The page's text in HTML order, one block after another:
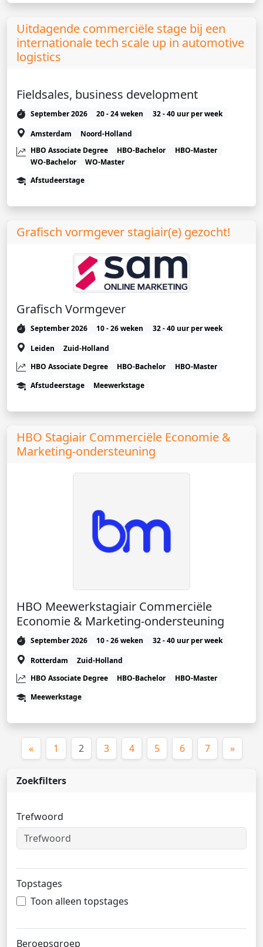
Zoekfilters
Trefwoord
Topstages
Toon alleen topstages
Beroepsgroep
Uitdagende commerciële stage bij een
internationale tech scale up in automotive
logistics
Fieldsales, business development
September 2026 20 - 24 weken
32 - 40 uur per week
Amsterdam
Noord-Holland
HBO Associate Degree
HBO-Bachelor
HBO-Master
WO-Bachelor
WO-Master
Afstudeerstage
Grafisch vormgever stagiair(e) gezocht!
Grafisch Vormgever
September 2026 10 - 26 weken
32 - 40 uur per week
Leiden
Zuid-Holland
HBO Associate Degree
HBO-Bachelor
HBO-Master
Afstudeerstage
Meewerkstage
HBO Stagiair Commerciële Economie &
Marketing-ondersteuning
HBO Meewerkstagiair Commerciële
Economie & Marketing-ondersteuning
September 2026 10 - 26 weken
32 - 40 uur per week
Rotterdam
Zuid-Holland
HBO Associate Degree
HBO-Bachelor
HBO-Master
Meewerkstage
« 1 2(huidige)
3 4 5 6 7 »